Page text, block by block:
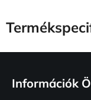
Információk